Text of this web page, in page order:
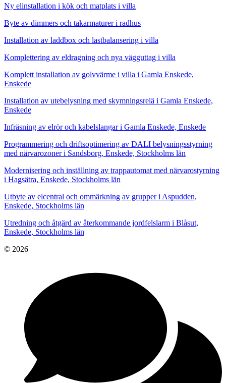
Ny elinstallation i kök och matplats i villa
Byte av dimmers och takarmaturer i radhus
Installation av laddbox och lastbalansering i villa
Komplettering av eldragning och nya vägguttag i villa
Komplett installation av golvvärme i villa i Gamla Enskede,
Enskede
Installation av utebelysning med skymningsrelä i Gamla Enskede,
Enskede
Infräsning av elrör och kabelslangar i Gamla Enskede, Enskede
Programmering och driftsoptimering av DALI belysningsstyrning
med närvarozoner i Sandsborg, Enskede, Stockholms län
Modernisering och inställning av trappautomat med närvarostyrning
i Hagsätra, Enskede, Stockholms län
Utbyte av elcentral och ommärkning av grupper i Aspudden,
Enskede, Stockholms län
Utredning och åtgärd av återkommande jordfelslarm i Blåsut,
Enskede, Stockholms län
© 2026